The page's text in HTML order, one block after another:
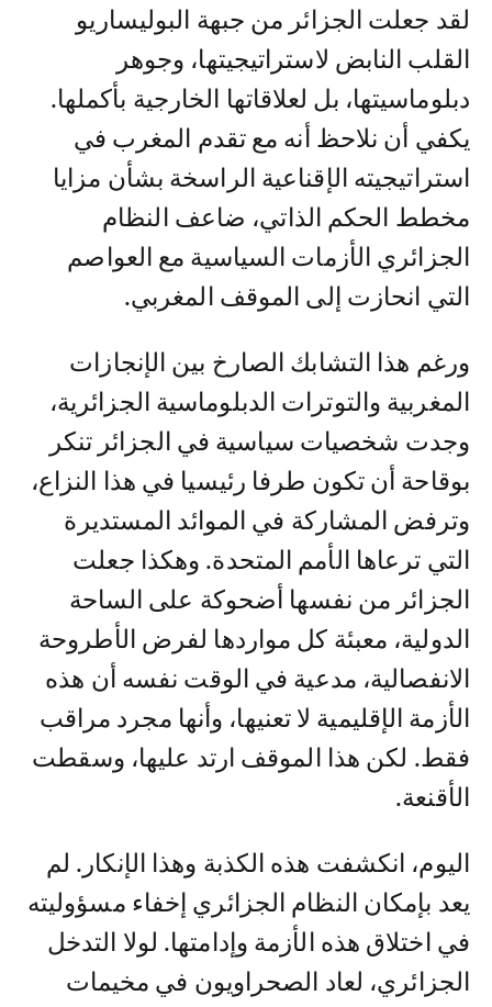
لقد جعلت الجزائر من جبهة البوليساريو
القلب النابض لاستراتيجيتها، وجوهر
دبلوماسيتها، بل لعلاقاتها الخارجية بأكملها.
يكفي أن نلاحظ أنه مع تقدم المغرب في
استراتيجيته الإقناعية الراسخة بشأن مزايا
مخطط الحكم الذاتي، ضاعف النظام
الجزائري الأزمات السياسية مع العواصم
التي انحازت إلى الموقف المغربي.
ورغم هذا التشابك الصارخ بين الإنجازات
المغربية والتوترات الدبلوماسية الجزائرية،
وجدت شخصيات سياسية في الجزائر تنكر
بوقاحة أن تكون طرفا رئيسيا في هذا النزاع،
وترفض المشاركة في الموائد المستديرة
التي ترعاها الأمم المتحدة. وهكذا جعلت
الجزائر من نفسها أضحوكة على الساحة
الدولية، معبئة كل مواردها لفرض الأطروحة
الانفصالية، مدعية في الوقت نفسه أن هذه
الأزمة الإقليمية لا تعنيها، وأنها مجرد مراقب
فقط. لكن هذا الموقف ارتد عليها، وسقطت
الأقنعة.
اليوم، انكشفت هذه الكذبة وهذا الإنكار. لم
يعد بإمكان النظام الجزائري إخفاء مسؤوليته
في اختلاق هذه الأزمة وإدامتها. لولا التدخل
الجزائري، لعاد الصحراويون في مخيمات